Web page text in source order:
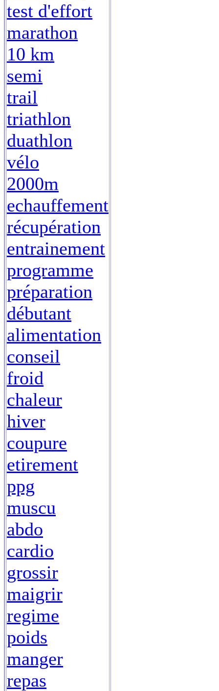
test d'effort
marathon
10 km
semi
trail
triathlon
duathlon
vélo
2000m
echauffement
récupération
entrainement
programme
préparation
débutant
alimentation
conseil
froid
chaleur
hiver
coupure
etirement
ppg
muscu
abdo
cardio
grossir
maigrir
regime
poids
manger
repas